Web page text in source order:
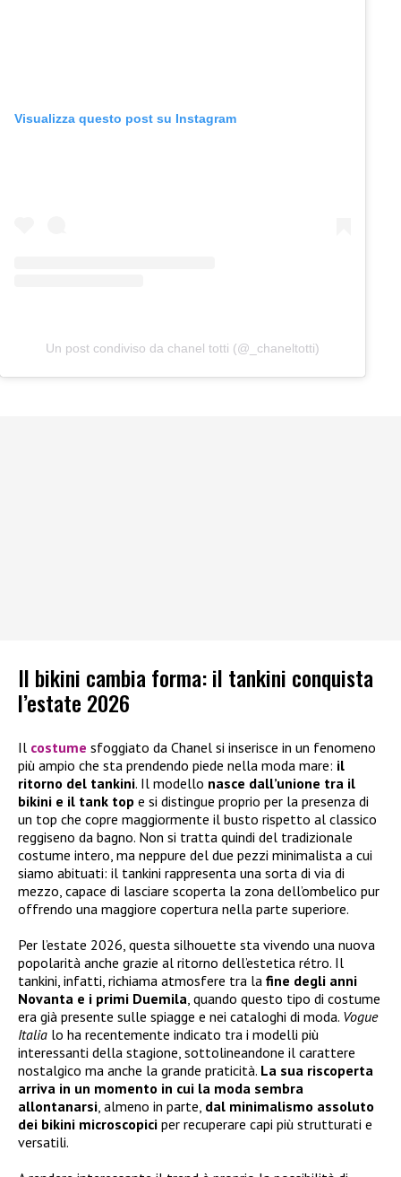
Visualizza questo post su Instagram
Un post condiviso da chanel totti (@_chaneltotti)
Il bikini cambia forma: il tankini conquista
l’estate 2026
Il costume sfoggiato da Chanel si inserisce in un fenomeno
più ampio che sta prendendo piede nella moda mare: il
ritorno del tankini. Il modello nasce dall’unione tra il
bikini e il tank top e si distingue proprio per la presenza di
un top che copre maggiormente il busto rispetto al classico
reggiseno da bagno. Non si tratta quindi del tradizionale
costume intero, ma neppure del due pezzi minimalista a cui
siamo abituati: il tankini rappresenta una sorta di via di
mezzo, capace di lasciare scoperta la zona dell’ombelico pur
offrendo una maggiore copertura nella parte superiore.
Per l’estate 2026, questa silhouette sta vivendo una nuova
popolarità anche grazie al ritorno dell’estetica rétro. Il
tankini, infatti, richiama atmosfere tra la fine degli anni
Novanta e i primi Duemila, quando questo tipo di costume
era già presente sulle spiagge e nei cataloghi di moda. Vogue
Italia lo ha recentemente indicato tra i modelli più
interessanti della stagione, sottolineandone il carattere
nostalgico ma anche la grande praticità. La sua riscoperta
arriva in un momento in cui la moda sembra
allontanarsi, almeno in parte, dal minimalismo assoluto
dei bikini microscopici per recuperare capi più strutturati e
versatili.